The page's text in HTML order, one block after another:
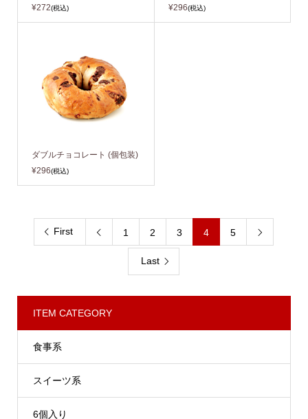
¥272(税込)
¥296(税込)
ダブルチョコレート (個包装)
¥296(税込)
First  1 2 3 4 5 
Last
ITEM CATEGORY
食事系
スイーツ系
6個入り